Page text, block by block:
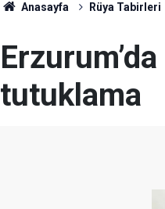
Anasayfa Rüya Tabirleri
tutuklama